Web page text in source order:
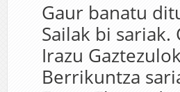
Gaur banatu
Sailak bi
Irazu
Berrikuntza